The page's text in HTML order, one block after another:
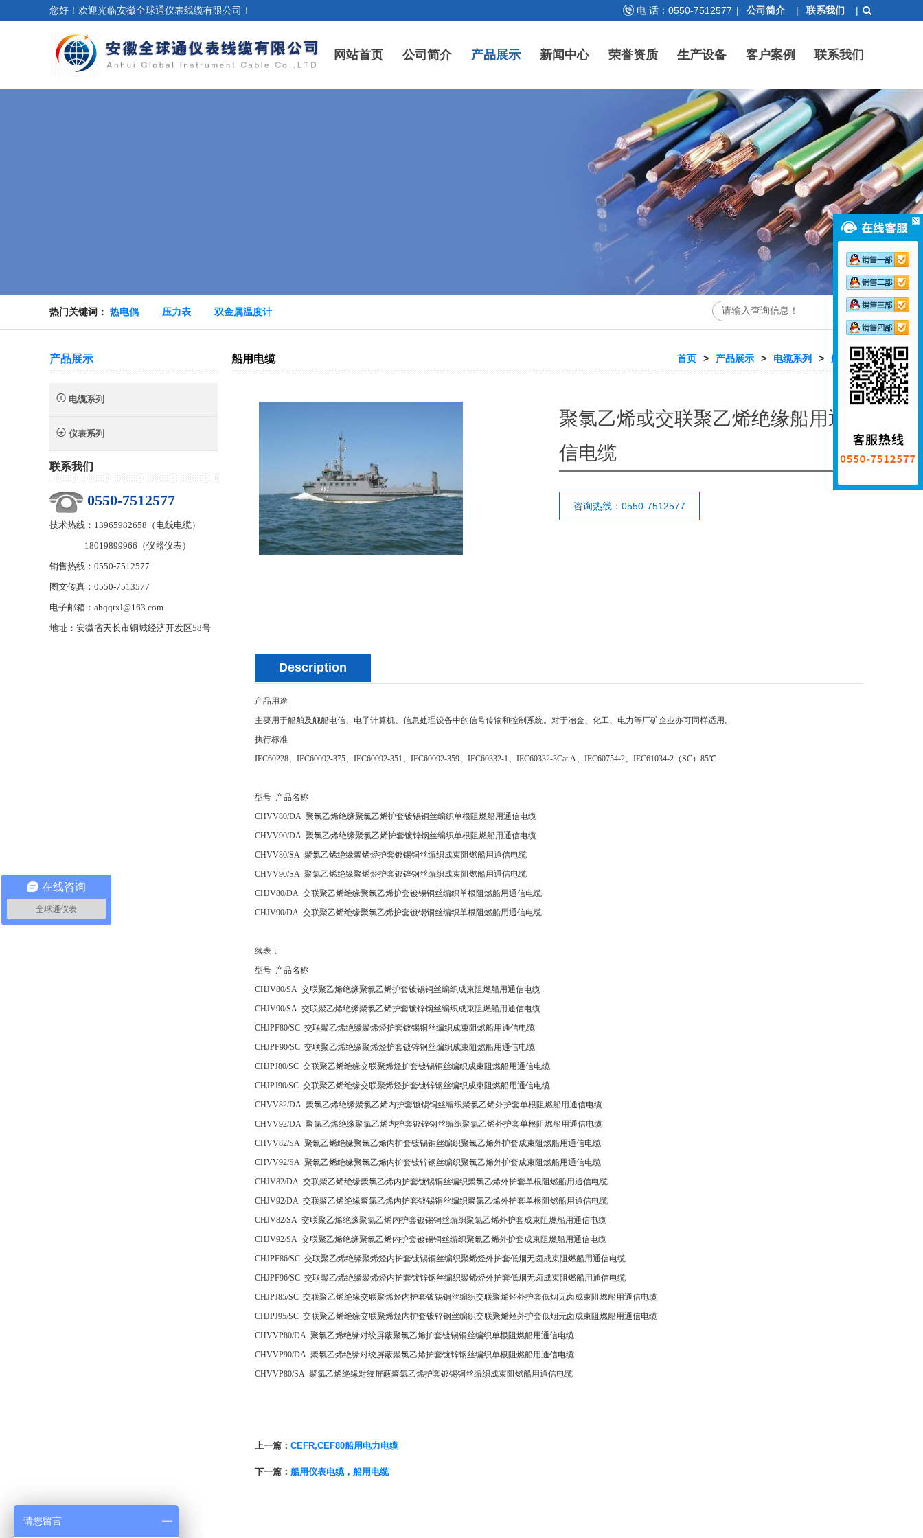
您好！欢迎光临安徽全球通仪表线缆有限公司！ 电 话：0550-7512577 | 公司简介 | 联系我们 |
网站首页 公司简介 产品展示 新闻中心 荣誉资质 生产设备 客户案例 联系我们
热门关键词： 热电偶 压力表 双金属温度计
产品展示
电缆系列
仪表系列
联系我们
0550-7512577
技术热线：13965982658（电线电缆）
18019899966（仪器仪表）
销售热线：0550-7512577
图文传真：0550-7513577
电子邮箱：ahqqtxl@163.com
地址：安徽省天长市铜城经济开发区58号
首页 > 产品展示 > 电缆系列 > 船用电缆
船用电缆
聚氯乙烯或交联聚乙烯绝缘船用通
信电缆
咨询热线：0550-7512577
Description
产品用途
主要用于船舶及舰船电信、电子计算机、信息处理设备中的信号传输和控制系统。对于冶金、化工、电力等厂矿企业亦可同样适用。
执行标准
IEC60228、IEC60092-375、IEC60092-351、IEC60092-359、IEC60332-1、IEC60332-3Cat.A、IEC60754-2、IEC61034-2（SC）85℃
型号 产品名称
CHVV80/DA 聚氯乙烯绝缘聚氯乙烯护套镀锡铜丝编织单根阻燃船用通信电缆
CHVV90/DA 聚氯乙烯绝缘聚氯乙烯护套镀锌钢丝编织单根阻燃船用通信电缆
CHVV80/SA 聚氯乙烯绝缘聚烯烃护套镀锡铜丝编织成束阻燃船用通信电缆
CHVV90/SA 聚氯乙烯绝缘聚烯烃护套镀锌钢丝编织成束阻燃船用通信电缆
CHJV80/DA 交联聚乙烯绝缘聚氯乙烯护套镀锡铜丝编织单根阻燃船用通信电缆
CHJV90/DA 交联聚乙烯绝缘聚氯乙烯护套镀锡铜丝编织单根阻燃船用通信电缆
续表：
型号 产品名称
CHJV80/SA 交联聚乙烯绝缘聚氯乙烯护套镀锡铜丝编织成束阻燃船用通信电缆
CHJV90/SA 交联聚乙烯绝缘聚氯乙烯护套镀锌钢丝编织成束阻燃船用通信电缆
CHJPF80/SC 交联聚乙烯绝缘聚烯烃护套镀锡铜丝编织成束阻燃船用通信电缆
CHJPF90/SC 交联聚乙烯绝缘聚烯烃护套镀锌钢丝编织成束阻燃船用通信电缆
CHJPJ80/SC 交联聚乙烯绝缘交联聚烯烃护套镀锡铜丝编织成束阻燃船用通信电缆
CHJPJ90/SC 交联聚乙烯绝缘交联聚烯烃护套镀锌钢丝编织成束阻燃船用通信电缆
CHVV82/DA 聚氯乙烯绝缘聚氯乙烯内护套镀锡铜丝编织聚氯乙烯外护套单根阻燃船用通信电缆
CHVV92/DA 聚氯乙烯绝缘聚氯乙烯内护套镀锌钢丝编织聚氯乙烯外护套单根阻燃船用通信电缆
CHVV82/SA 聚氯乙烯绝缘聚氯乙烯内护套镀锡铜丝编织聚氯乙烯外护套成束阻燃船用通信电缆
CHVV92/SA 聚氯乙烯绝缘聚氯乙烯内护套镀锌钢丝编织聚氯乙烯外护套成束阻燃船用通信电缆
CHJV82/DA 交联聚乙烯绝缘聚氯乙烯内护套镀锡铜丝编织聚氯乙烯外护套单根阻燃船用通信电缆
CHJV92/DA 交联聚乙烯绝缘聚氯乙烯内护套镀锡铜丝编织聚氯乙烯外护套单根阻燃船用通信电缆
CHJV82/SA 交联聚乙烯绝缘聚氯乙烯内护套镀锡铜丝编织聚氯乙烯外护套成束阻燃船用通信电缆
CHJV92/SA 交联聚乙烯绝缘聚氯乙烯内护套镀锡铜丝编织聚氯乙烯外护套成束阻燃船用通信电缆
CHJPF86/SC 交联聚乙烯绝缘聚烯烃内护套镀锡铜丝编织聚烯烃外护套低烟无卤成束阻燃船用通信电缆
CHJPF96/SC 交联聚乙烯绝缘聚烯烃内护套镀锌钢丝编织聚烯烃外护套低烟无卤成束阻燃船用通信电缆
CHJPJ85/SC 交联聚乙烯绝缘交联聚烯烃内护套镀锡铜丝编织交联聚烯烃外护套低烟无卤成束阻燃船用通信电缆
CHJPJ95/SC 交联聚乙烯绝缘交联聚烯烃内护套镀锌钢丝编织交联聚烯烃外护套低烟无卤成束阻燃船用通信电缆
CHVVP80/DA 聚氯乙烯绝缘对绞屏蔽聚氯乙烯护套镀锡铜丝编织单根阻燃船用通信电缆
CHVVP90/DA 聚氯乙烯绝缘对绞屏蔽聚氯乙烯护套镀锌钢丝编织单根阻燃船用通信电缆
CHVVP80/SA 聚氯乙烯绝缘对绞屏蔽聚氯乙烯护套镀锡铜丝编织成束阻燃船用通信电缆
上一篇： CEFR,CEF80船用电力电缆
下一篇： 船用仪表电缆，船用电缆
在线咨询
全球通仪表
请您留言